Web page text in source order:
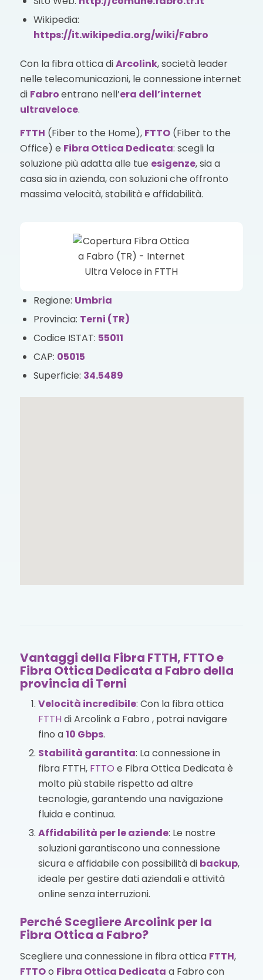
Wikipedia:
https://it.wikipedia.org/wiki/Fabro
Con la fibra ottica diArcolink, società leader
nelle telecomunicazioni, le connessione internet
di Fabroentrano nell’era dell’internet
ultraveloce.
FTTH (Fiber to the Home), FTTO(Fiber to the
Office) e Fibra Ottica Dedicata: scegli la
soluzione più adatta alle tue esigenze, sia a
casa sia in azienda, con soluzioni che offronto
massima velocità, stabilità e affidabilità.
Regione: Umbria
Provincia: Terni (TR)
Codice ISTAT: 55011
CAP: 05015
Superficie: 34.5489
Vantaggi della Fibra FTTH, FTTO e
Fibra Ottica Dedicata a Fabro della
provincia di Terni
Velocità incredibile: Con la fibra ottica
FTTHdi Arcolink a Fabro , potrai navigare
fino a10 Gbps.
Stabilità garantita: La connessione in
fibra FTTH, FTTO e Fibra Ottica Dedicata è
molto più stabile rispetto ad altre
tecnologie, garantendo una navigazione
fluida e continua.
Affidabilità per le aziende: Le nostre
soluzioni garantiscono una connessione
sicura e affidabile con possibilità di backup,
ideale per gestire dati aziendali e attività
online senza interruzioni.
Perché Scegliere Arcolink per la
Fibra Ottica a Fabro?
Scegliere una connessione in fibra ottica FTTH,
FTTOo Fibra Ottica Dedicata a Fabro con